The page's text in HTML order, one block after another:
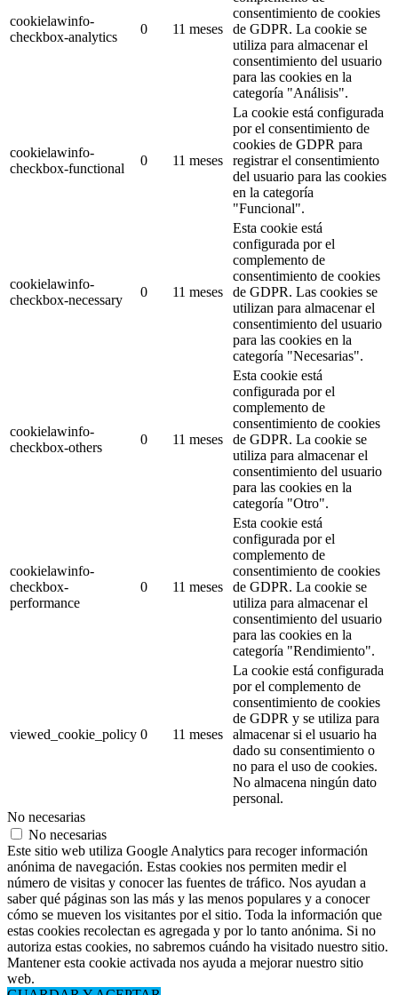
cookielawinfo-
checkbox-analytics
0 11 meses
consentimiento de cookies
de GDPR. La cookie se
utiliza para almacenar el
consentimiento del usuario
para las cookies en la
categoría "Análisis".
cookielawinfo-
checkbox-functional
0 11 meses
La cookie está configurada
por el consentimiento de
cookies de GDPR para
registrar el consentimiento
del usuario para las cookies
en la categoría
"Funcional".
cookielawinfo-
checkbox-necessary
0 11 meses
Esta cookie está
configurada por el
complemento de
consentimiento de cookies
de GDPR. Las cookies se
utilizan para almacenar el
consentimiento del usuario
para las cookies en la
categoría "Necesarias".
cookielawinfo-
checkbox-others
0 11 meses
Esta cookie está
configurada por el
complemento de
consentimiento de cookies
de GDPR. La cookie se
utiliza para almacenar el
consentimiento del usuario
para las cookies en la
categoría "Otro".
cookielawinfo-
checkbox-
performance
0 11 meses
Esta cookie está
configurada por el
complemento de
consentimiento de cookies
de GDPR. La cookie se
utiliza para almacenar el
consentimiento del usuario
para las cookies en la
categoría "Rendimiento".
viewed_cookie_policy 0 11 meses
La cookie está configurada
por el complemento de
consentimiento de cookies
de GDPR y se utiliza para
almacenar si el usuario ha
dado su consentimiento o
no para el uso de cookies.
No almacena ningún dato
personal.
No necesarias
No necesarias
Este sitio web utiliza Google Analytics para recoger información
anónima de navegación. Estas cookies nos permiten medir el
número de visitas y conocer las fuentes de tráfico. Nos ayudan a
saber qué páginas son las más y las menos populares y a conocer
cómo se mueven los visitantes por el sitio. Toda la información que
estas cookies recolectan es agregada y por lo tanto anónima. Si no
autoriza estas cookies, no sabremos cuándo ha visitado nuestro sitio.
Mantener esta cookie activada nos ayuda a mejorar nuestro sitio
web.